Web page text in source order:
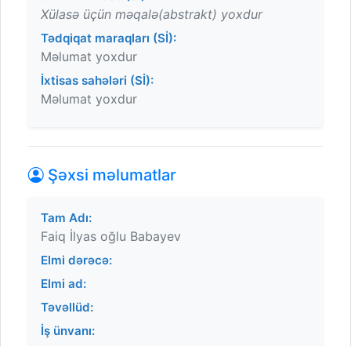
Xülasə üçün məqalə(abstrakt) yoxdur
Tədqiqat maraqları (Sİ):
Məlumat yoxdur
İxtisas sahələri (Sİ):
Məlumat yoxdur
Şəxsi məlumatlar
Tam Adı:
Faiq İlyas oğlu Babayev
Elmi dərəcə:
Elmi ad:
Təvəllüd:
İş ünvanı: